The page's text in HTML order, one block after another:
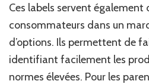
Ces labels servent également
consommateurs dans un
d’options. Ils permettent de
identifiant facilement les
normes élevées. Pour les